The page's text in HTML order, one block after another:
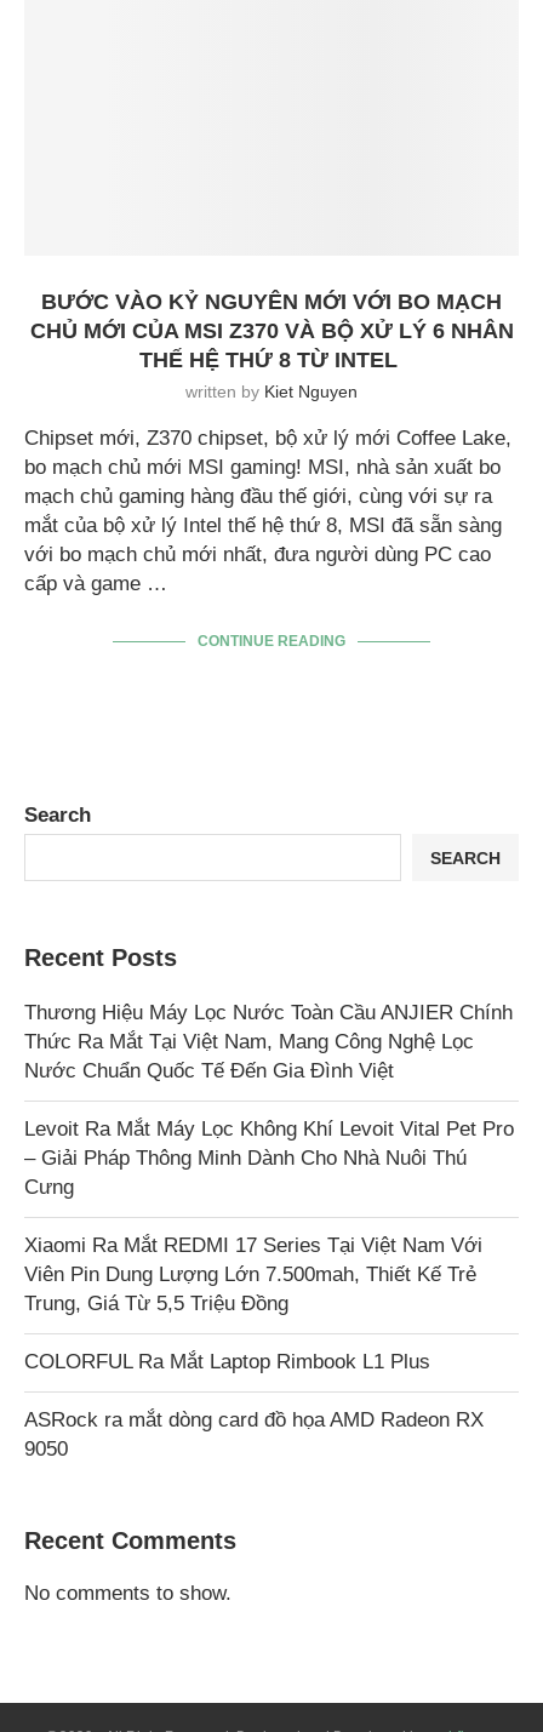
BƯỚC VÀO KỶ NGUYÊN MỚI VỚI BO MẠCH
CHỦ MỚI CỦA MSI Z370 VÀ BỘ XỬ LÝ 6 NHÂN
THẾ HỆ THỨ 8 TỪ INTEL
written by Kiet Nguyen
Chipset mới, Z370 chipset, bộ xử lý mới Coffee Lake,
bo mạch chủ mới MSI gaming! MSI, nhà sản xuất bo
mạch chủ gaming hàng đầu thế giới, cùng với sự ra
mắt của bộ xử lý Intel thế hệ thứ 8, MSI đã sẵn sàng
với bo mạch chủ mới nhất, đưa người dùng PC cao
cấp và game …
CONTINUE READING
Search
SEARCH
Recent Posts
Thương Hiệu Máy Lọc Nước Toàn Cầu ANJIER Chính
Thức Ra Mắt Tại Việt Nam, Mang Công Nghệ Lọc
Nước Chuẩn Quốc Tế Đến Gia Đình Việt
Levoit Ra Mắt Máy Lọc Không Khí Levoit Vital Pet Pro
– Giải Pháp Thông Minh Dành Cho Nhà Nuôi Thú
Cưng
Xiaomi Ra Mắt REDMI 17 Series Tại Việt Nam Với
Viên Pin Dung Lượng Lớn 7.500mah, Thiết Kế Trẻ
Trung, Giá Từ 5,5 Triệu Đồng
COLORFUL Ra Mắt Laptop Rimbook L1 Plus
ASRock ra mắt dòng card đồ họa AMD Radeon RX
9050
Recent Comments
No comments to show.